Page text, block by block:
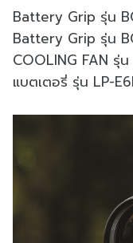
Battery Grip รุ่น
Battery Grip รุ่น
COOLING FAN รุ่
แบตเตอรี่ รุ่น LP-